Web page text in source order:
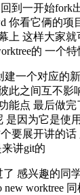
到一开始fork
你看它俩的项
上 这样大家
的 一个特
一个对应的
此之间互不影
能点 最后做
是因为它是使
要展开讲的
讲git的
了 感兴趣的同
worktree